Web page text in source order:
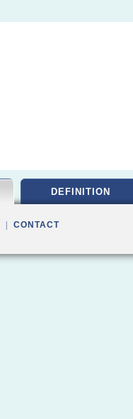
DEFINITION
CONTACT